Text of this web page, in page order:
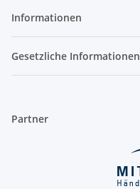
Informationen
Gesetzliche Informationen
Partner